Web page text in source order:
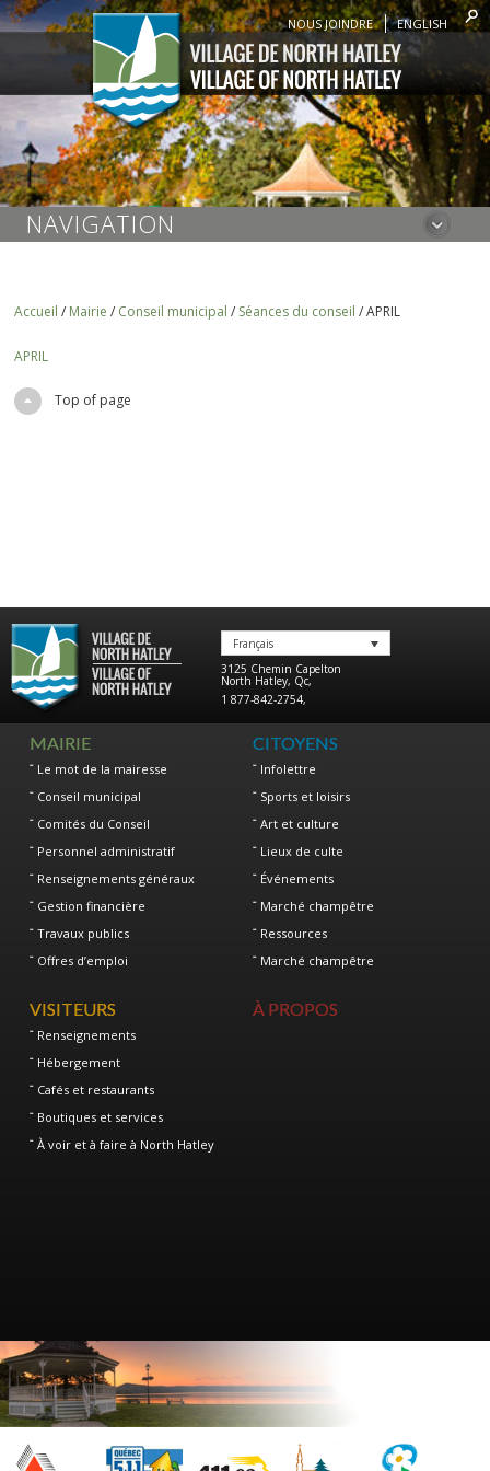
NOUS JOINDRE ENGLISH
NAVIGATION
Accueil / Mairie / Conseil municipal / Séances du conseil /APRIL
APRIL
Top of page
Français
3125 Chemin Capelton
North Hatley, Qc,
1 877-842-2754,
MAIRIE
Le mot de la mairesse
Conseil municipal
Comités du Conseil
Personnel administratif
Renseignements généraux
Gestion financière
Travaux publics
Offres d’emploi
CITOYENS
Infolettre
Sports et loisirs
Art et culture
Lieux de culte
Événements
Marché champêtre
Ressources
Marché champêtre
VISITEURS
Renseignements
Hébergement
Cafés et restaurants
Boutiques et services
À voir et à faire à North Hatley
À PROPOS